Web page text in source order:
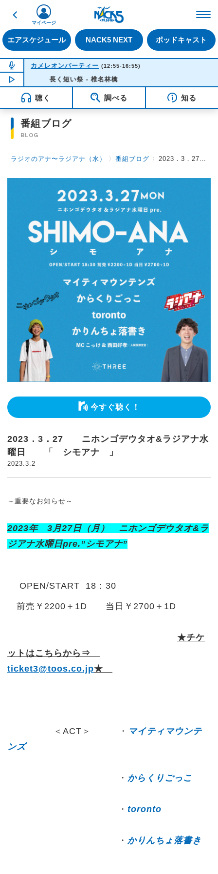
戻る
エアスケジュール NACK5 NEXT ポッドキャスト
マイページ
NOW ON AIR
カメレオンパーティー (12:55-16:55)
NOW PLAYING16:35
長く短い祭 - 椎名林檎
聴く 調べる 知る
番組ブログ
BLOG
ラジオのアナ〜ラジアナ（水） 〉番組ブログ 〉2023．3．27 ニホンゴデウタオ&ラジアナ水曜日 「 シモアナ 」
今すぐ聴く！
2023．3．27 ニホンゴデウタオ&ラジアナ水
曜日 「 シモアナ 」
2023.3.2
～重要なお知らせ～
2023年 3月27日（月） ニホンゴデウタオ&ラ
ジアナ水曜日pre.”シモアナ”
OPEN/START 18：30
前売￥2200＋1D 当日￥2700＋1D
★チケ
ットはこちらから⇒
ticket3@toos.co.jp★
＜ACT＞ ・ マイティマウンテ
ンズ
・ からくりごっこ
・ toronto
・ かりんちょ落書き